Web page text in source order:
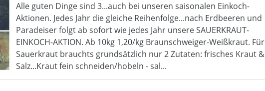
Alle guten Dinge sind 3...auch bei unseren saisonalen Einkoch-
Aktionen. Jedes Jahr die gleiche Reihenfolge...nach Erdbeeren und
Paradeiser folgt ab sofort wie jedes Jahr unsere SAUERKRAUT-
EINKOCH-AKTION. Ab 10kg 1,20/kg Braunschweiger-Weißkraut. Für
Sauerkraut brauchts grundsätzlich nur 2 Zutaten: frisches Kraut &
Salz...Kraut fein schneiden/hobeln - sal...